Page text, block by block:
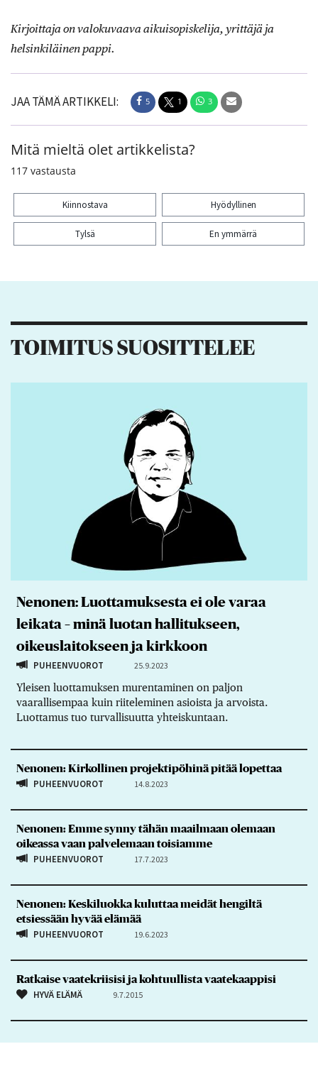
Kirjoittaja on valokuvaava aikuisopiskelija, yrittäjä ja
helsinkiläinen pappi.
JAA TÄMÄ ARTIKKELI: 5 1 3
Mitä mieltä olet artikkelista?
117 vastausta
Kiinnostava Hyödyllinen
Tylsä En ymmärrä
TOIMITUS SUOSITTELEE
Nenonen: Luottamuksesta ei ole varaa
leikata – minä luotan hallitukseen,
oikeuslaitokseen ja kirkkoon
PUHEENVUOROT 25.9.2023
Yleisen luottamuksen murentaminen on paljon
vaarallisempaa kuin riiteleminen asioista ja arvoista.
Luottamus tuo turvallisuutta yhteiskuntaan.
Nenonen: Kirkollinen projektipöhinä pitää lopettaa
PUHEENVUOROT 14.8.2023
Nenonen: Emme synny tähän maailmaan olemaan
oikeassa vaan palvelemaan toisiamme
PUHEENVUOROT 17.7.2023
Nenonen: Keskiluokka kuluttaa meidät hengiltä
etsiessään hyvää elämää
PUHEENVUOROT 19.6.2023
Ratkaise vaatekriisisi ja kohtuullista vaatekaappisi
HYVÄ ELÄMÄ 9.7.2015